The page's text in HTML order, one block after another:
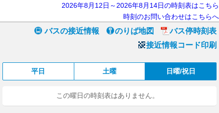
2026年8月12日～2026年8月14日の時刻表はこちら
時刻のお問い合わせはこちらへ
バスの接近情報 のりば地図
バス停時刻表
接近情報コード印刷
平日 土曜 日曜/祝日
この曜日の時刻表はありません。